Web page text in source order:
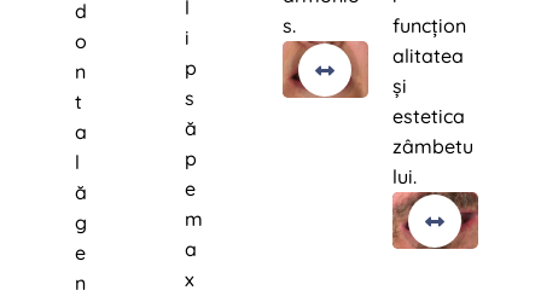
d
o
n
t
a
l
ă
g
e
n
l
i
p
s
ă
p
e
m
a
x
AfterBefore
s.
AfterBefore
funcțion
alitatea
și
estetica
zâmbetu
lui.